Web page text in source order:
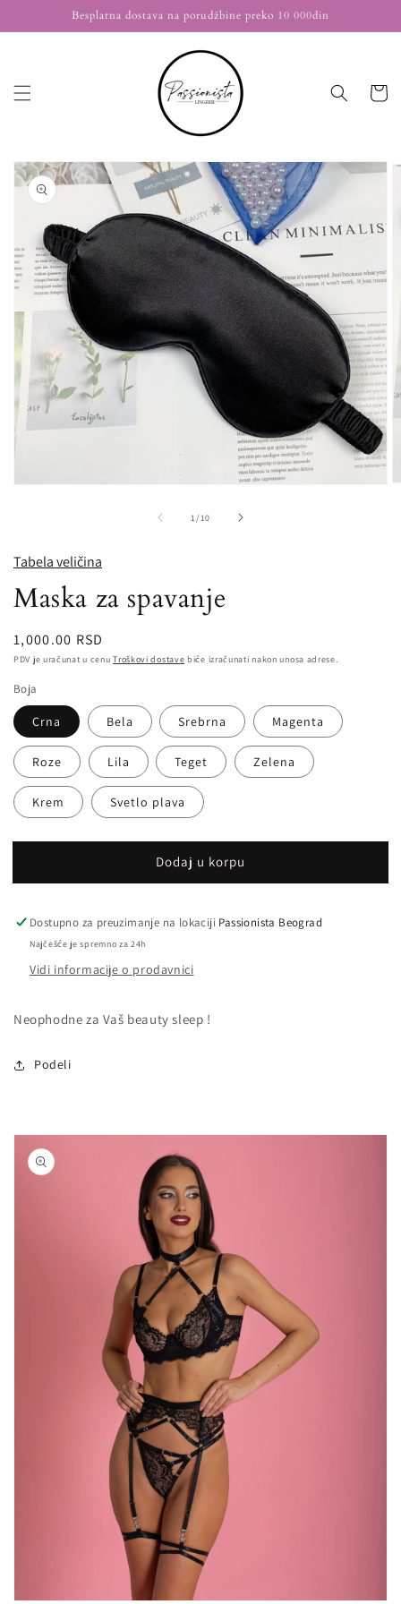
sadržaj
Besplatna dostava na porudžbine preko 10 000din
Korpa
informacije
o
proizvodu
1/
od10
Tabela veličina
Maska za spavanje
Redovna
cena
1,000.00 RSD
PDV je uračunat u cenuTroškovi dostave biće izračunati nakon unosa adrese.
Boja
Crna Bela Srebrna Magenta
Roze Lila Teget Zelena
Krem Svetlo plava
Dodaj u korpu
Dostupno za preuzimanje na lokaciji Passionista Beograd
Najčešće je spremno za 24h
Vidi informacije o prodavnici
Neophodne za Vaš beauty sleep !
Podeli
o
proizvodu